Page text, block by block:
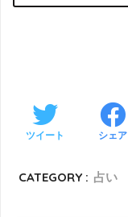
ツイート シェア
CATEGORY : 占い